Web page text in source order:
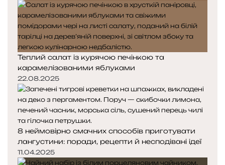
Теплий салат із курячою печінкою та
карамелізованими яблуками
22.08.2025
8 неймовірно смачних способів приготувати
лангустини: поради, рецепти й несподівані ідеї
11.04.2025